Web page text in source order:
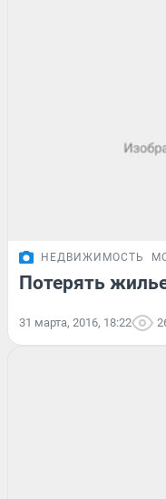
НЕДВИЖИМОСТЬ
Потерять
31 марта, 2016, 18:22